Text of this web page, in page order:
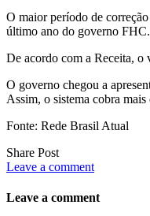
O maior período de
último ano do governo
De acordo com a Receita, o
O governo chegou a
Assim, o sistema cobra
Fonte: Rede Brasil Atual
Share Post
Leave a comment
Leave a comment